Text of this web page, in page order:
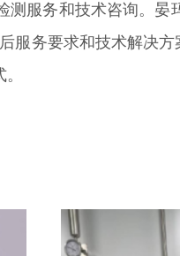
服务和技术咨询。晏
服务要求和技术解决